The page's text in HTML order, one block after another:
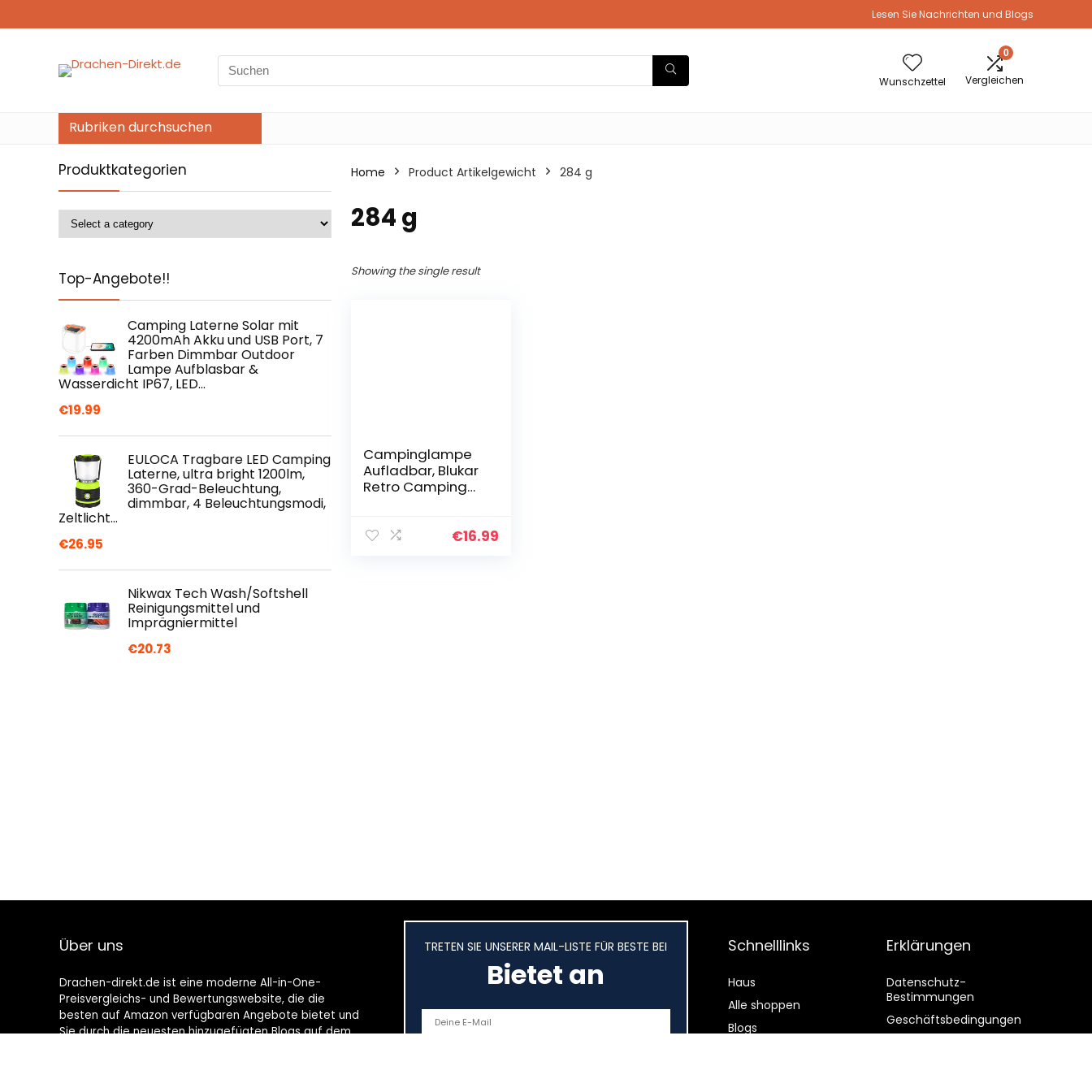
Lesen Sie Nachrichten und Blogs
Search
for:
Wunschzettel
0
Vergleichen
Rubriken durchsuchen
Produktkategorien
Top-Angebote!!
Camping Laterne Solar mit
4200mAh Akku und USB Port, 7
Farben Dimmbar Outdoor
Lampe Aufblasbar &
Wasserdicht IP67, LED…
€19.99
EULOCA Tragbare LED Camping
Laterne, ultra bright 1200lm,
360-Grad-Beleuchtung,
dimmbar, 4 Beleuchtungsmodi,
Zeltlicht…
€26.95
Nikwax Tech Wash/Softshell
Reinigungsmittel und
Imprägniermittel
€20.73
Home Product Artikelgewicht ‎284 g
‎284 g
Showing the single result
Campinglampe
Aufladbar, Blukar
Retro Camping
Dimmbar
€16.99
Über uns
Drachen-direkt.de ist eine moderne All-in-One-
Preisvergleichs- und Bewertungswebsite, die die
besten auf Amazon verfügbaren Angebote bietet und
Sie durch die neuesten hinzugefügten Blogs auf dem
TRETEN SIE UNSERER MAIL-LISTE FÜR BESTE BEI
Bietet an
Schnelllinks
Haus
Alle shoppen
Blogs
Erklärungen
Datenschutz-
Bestimmungen
Geschäftsbedingungen